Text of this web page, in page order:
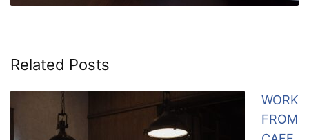
Related Posts
WORK
FROM